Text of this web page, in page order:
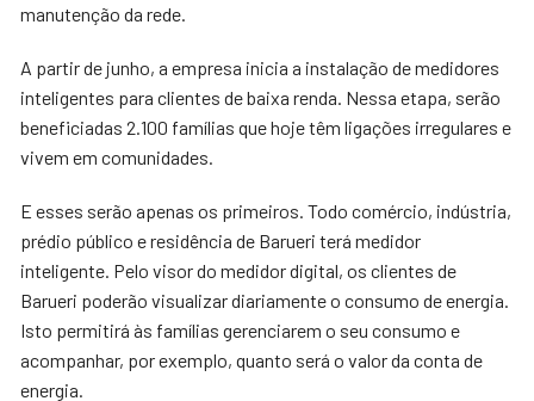
manutenção da rede.
A partir de junho, a empresa inicia a instalação de medidores
inteligentes para clientes de baixa renda. Nessa etapa, serão
beneficiadas 2.100 famílias que hoje têm ligações irregulares e
vivem em comunidades.
E esses serão apenas os primeiros. Todo comércio, indústria,
prédio público e residência de Barueri terá medidor
inteligente. Pelo visor do medidor digital, os clientes de
Barueri poderão visualizar diariamente o consumo de energia.
Isto permitirá às famílias gerenciarem o seu consumo e
acompanhar, por exemplo, quanto será o valor da conta de
energia.